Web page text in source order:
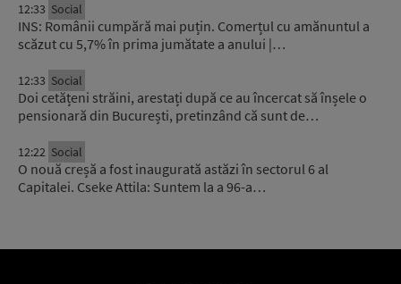
12:33 Social
INS: Românii cumpără mai puțin. Comerțul cu amănuntul a
scăzut cu 5,7% în prima jumătate a anului |…
12:33 Social
Doi cetățeni străini, arestați după ce au încercat să înșele o
pensionară din București, pretinzând că sunt de…
12:22 Social
O nouă creșă a fost inaugurată astăzi în sectorul 6 al
Capitalei. Cseke Attila: Suntem la a 96-a…